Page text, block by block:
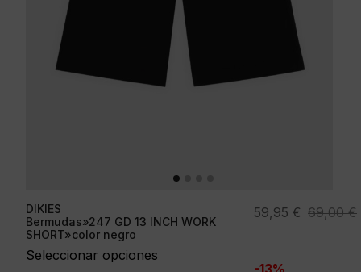
DIKIES
Bermudas»247 GD 13 INCH WORK
SHORT»color negro
Seleccionar opciones
69,00€
El
59,95 €
El
-13%